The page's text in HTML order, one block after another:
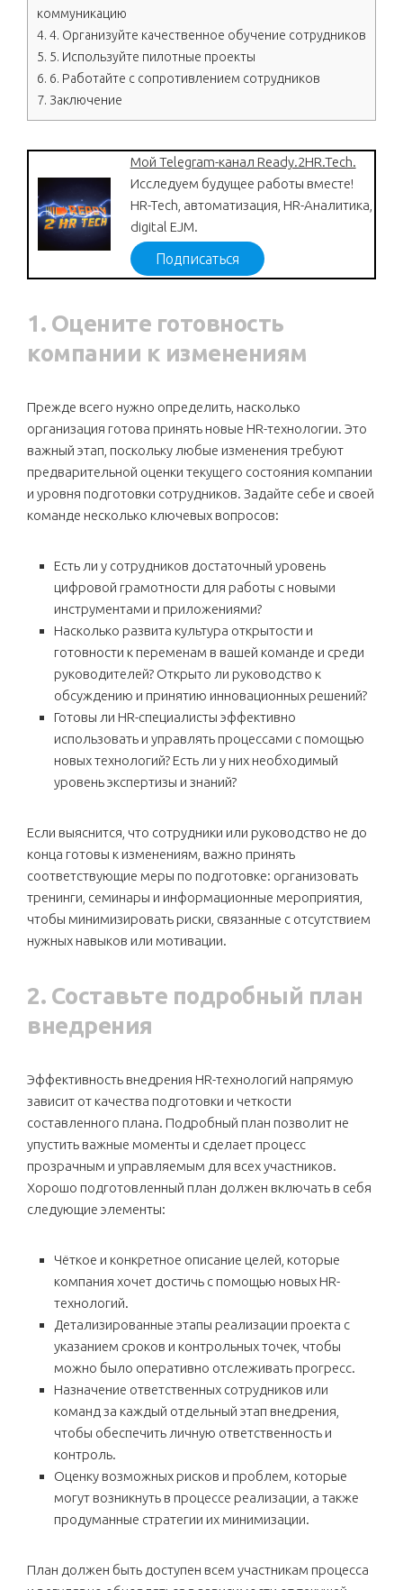
коммуникацию
4. 4. Организуйте качественное обучение сотрудников
5. 5. Используйте пилотные проекты
6. 6. Работайте с сопротивлением сотрудников
7. Заключение
Мой Telegram-канал Ready.2HR.Tech.
Исследуем будущее работы вместе!
HR-Tech, автоматизация, HR-Аналитика,
digital EJM.
Подписаться
1. Оцените готовность
компании к изменениям
Прежде всего нужно определить, насколько
организация готова принять новые HR-технологии. Это
важный этап, поскольку любые изменения требуют
предварительной оценки текущего состояния компании
и уровня подготовки сотрудников. Задайте себе и своей
команде несколько ключевых вопросов:
Есть ли у сотрудников достаточный уровень
цифровой грамотности для работы с новыми
инструментами и приложениями?
Насколько развита культура открытости и
готовности к переменам в вашей команде и среди
руководителей? Открыто ли руководство к
обсуждению и принятию инновационных решений?
Готовы ли HR-специалисты эффективно
использовать и управлять процессами с помощью
новых технологий? Есть ли у них необходимый
уровень экспертизы и знаний?
Если выяснится, что сотрудники или руководство не до
конца готовы к изменениям, важно принять
соответствующие меры по подготовке: организовать
тренинги, семинары и информационные мероприятия,
чтобы минимизировать риски, связанные с отсутствием
нужных навыков или мотивации.
2. Составьте подробный план
внедрения
Эффективность внедрения HR-технологий напрямую
зависит от качества подготовки и четкости
составленного плана. Подробный план позволит не
упустить важные моменты и сделает процесс
прозрачным и управляемым для всех участников.
Хорошо подготовленный план должен включать в себя
следующие элементы:
Чёткое и конкретное описание целей, которые
компания хочет достичь с помощью новых HR-
технологий.
Детализированные этапы реализации проекта с
указанием сроков и контрольных точек, чтобы
можно было оперативно отслеживать прогресс.
Назначение ответственных сотрудников или
команд за каждый отдельный этап внедрения,
чтобы обеспечить личную ответственность и
контроль.
Оценку возможных рисков и проблем, которые
могут возникнуть в процессе реализации, а также
продуманные стратегии их минимизации.
План должен быть доступен всем участникам процесса